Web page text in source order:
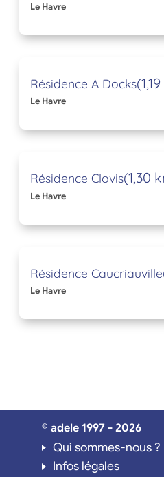
Le Havre
Résidence A Docks
Le Havre
Résidence Clovis(1,30
Le Havre
Résidence Caucriauville
Le Havre
© adele 1997 - 2026
Qui sommes-nous ?
Infos légales